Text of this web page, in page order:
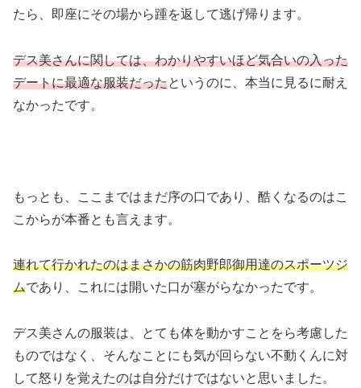
たら、即座にその場から踵を返して逃げ帰ります。
デス美さんに関しては、わかりやすいほど気合いの入った
デートに最適な服装だったというのに、本当に見るに耐え
なかったです。
もっとも、ここまではまだ序の口であり、酷くなるのはこ
こからが本番とも言えます。
連れて行かれたのはまさかの筋肉野郎御用達のスポーツジ
ムであり、これには開いた口が塞がらなかったです。
デス美さんの服装は、とても体を動かすことをら考慮した
ものではなく、そんなことにも気が回らない不動くんに対
して怒りを覚えたのは自分だけではないと思いました。